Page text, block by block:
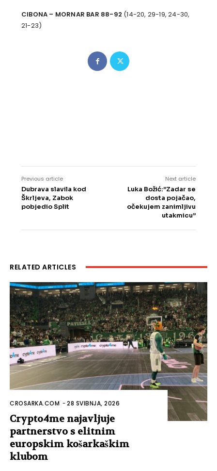
CIBONA – MORNAR BAR 88-92 (14-20, 29-19, 24-30,
21-23)
Previous article
Dubrava slavila kod
Škrljeva, Zabok
pobjedio Split
Next article
Luka Božić:”Zadar se
dosta pojačao,
očekujem zanimljivu
utakmicu”
RELATED ARTICLES
CROSARKA.COM -28 SVIBNJA, 2026
Crypto4me najavljuje
partnerstvo s elitnim
europskim košarkaškim
klubom